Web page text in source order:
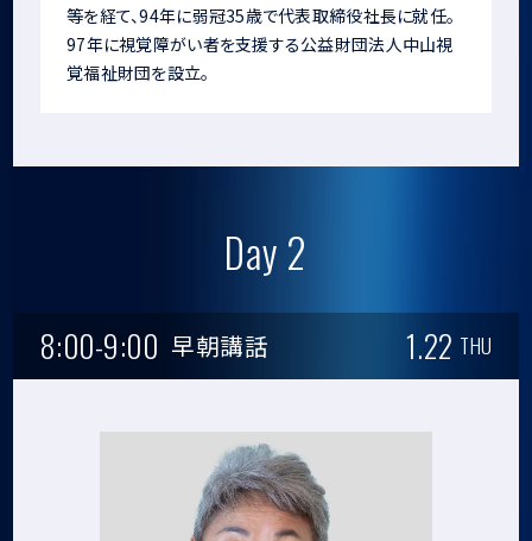
等を経て、94年に弱冠35歳で代表取締役社長に就任。
97年に視覚障がい者を支援する公益財団法人中山視
覚福祉財団を設立。
Day 2
8:00-9:00 早朝講話 1.22 THU